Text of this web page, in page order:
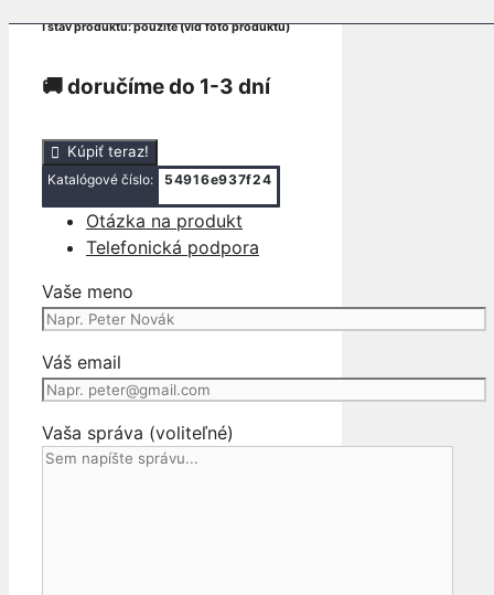
ℹ stav produktu: použité (viď foto produktu)
🚚 doručíme do 1-3 dní
množstvo
RIADIACA
JEDNOTKA
MODUL
SERVA
SWIFT
MK6
Kúpiť teraz!
Katalógové číslo: 54916e937f24
Otázka na produkt
Telefonická podpora
Vaše meno
Váš email
Vaša správa (voliteľné)